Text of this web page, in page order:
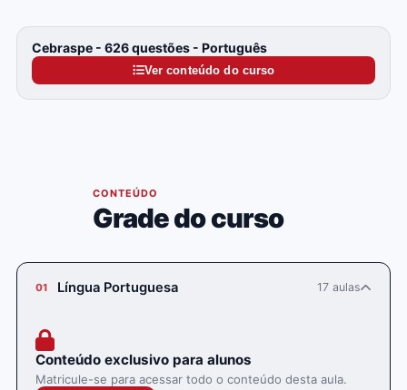
Cebraspe - 626 questões - Português
Ver conteúdo do curso
CONTEÚDO
Grade do curso
01 Língua Portuguesa 17 aulas
Conteúdo exclusivo para alunos
Matricule-se para acessar todo o conteúdo desta aula.